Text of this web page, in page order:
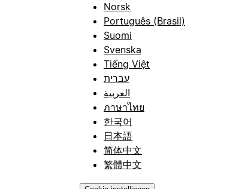
Norsk
Português (Brasil)
Suomi
Svenska
Tiếng Việt
עברית
العربية
ภาษาไทย
한국어
日本語
简体中文
繁體中文